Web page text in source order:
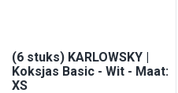
(6 stuks) KARLOWSKY |
Koksjas Basic - Wit - Maat:
XS